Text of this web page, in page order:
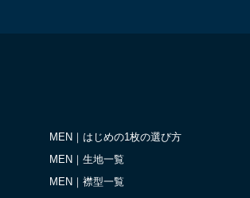
MEN｜はじめの1枚の選び方
MEN｜生地一覧
MEN｜襟型一覧